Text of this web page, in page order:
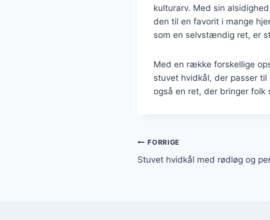
kulturarv. Med sin
den til en favorit i mange
som en selvstændig ret, er
Med en række forskellige
stuvet hvidkål, der passer
også en ret, der bringer folk
Indlægsnavigation
FORRIGE
Stuvet hvidkål med rødløg og